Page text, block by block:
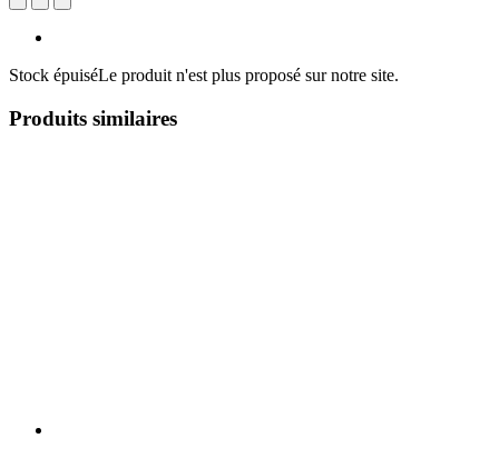
Stock épuiséLe produit n'est plus proposé sur notre site.
Produits similaires